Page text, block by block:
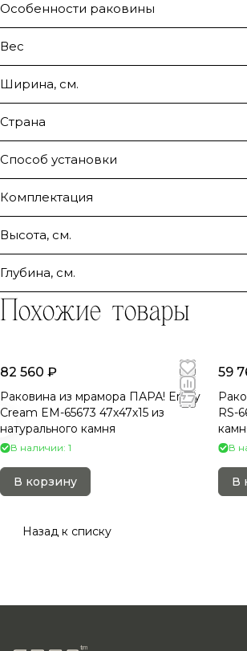
Особенности раковины
Вес
Ширина, см.
Страна
Способ установки
Комплектация
Высота, см.
Глубина, см.
Похожие товары
82 560 ₽
Раковина из мрамора ПАРА! Erozy
Cream EM-65673 47х47х15 из
натурального камня
В наличии: 1
В корзину
59
RS-
В
В
Назад к списку